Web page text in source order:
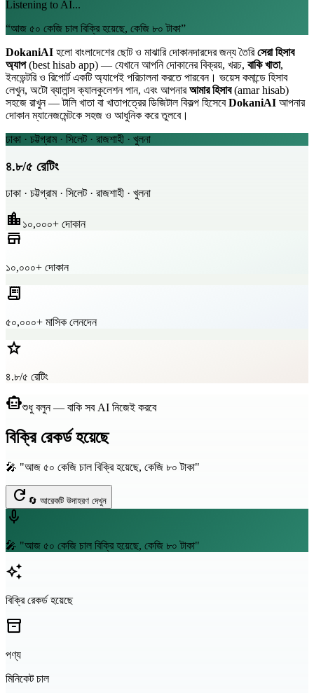
Listening to AI...
“আজ ৫০ কেজি চাল বিক্রি হয়েছে, কেজি ৮০ টাকা”
DokaniAI হলো বাংলাদেশের ছোট ও মাঝারি দোকানদারদের জন্য তৈরিসেরা হিসাব
অ্যাপ(best hisab app) — যেখানে আপনি দোকানের বিক্রয়, খরচ, বাকি খাতা,
ইনভেন্টরি ও রিপোর্ট একটি অ্যাপেই পরিচালনা করতে পারবেন। ভয়েস কমান্ডে হিসাব
লেখুন, অটো ব্যালান্স ক্যালকুলেশন পান, এবং আপনারআমার হিসাব(amar hisab)
সহজে রাখুন — টালি খাতা বা খাতাপত্রের ডিজিটাল বিকল্প হিসেবেDokaniAI আপনার
দোকান ম্যানেজমেন্টকে সহজ ও আধুনিক করে তুলবে।
ঢাকা · চট্টগ্রাম · সিলেট · রাজশাহী · খুলনা
৪.৮/৫ রেটিং
ঢাকা · চট্টগ্রাম · সিলেট · রাজশাহী · খুলনা
location_city ১০,০০০+ দোকান
store
১০,০০০+ দোকান
receipt_long
৫০,০০০+ মাসিক লেনদেন
star
৪.৮/৫ রেটিং
smart_toyশুধু বলুন — বাকি সব AI নিজেই করবে
বিক্রি রেকর্ড হয়েছে
🎤 "আজ ৫০ কেজি চাল বিক্রি হয়েছে, কেজি ৮০ টাকা"
refresh 🔄 আরেকটি উদাহরণ দেখুন
mic
🎤 "আজ ৫০ কেজি চাল বিক্রি হয়েছে, কেজি ৮০ টাকা"
auto_awesome
বিক্রি রেকর্ড হয়েছে
inventory_2
পণ্য
মিনিকেট চাল